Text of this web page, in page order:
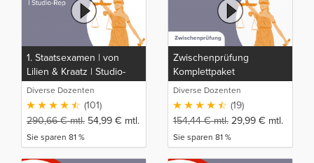
1. Staatsexamen | von
Lilien & Kraatz | Studio-
Rep
Diverse Dozenten
(101)
290,66€mtl. 54,99 € mtl.
Sie sparen 81 %
Zwischenprüfung
Komplettpaket
Diverse Dozenten
(19)
154,44€mtl. 29,99 € mtl.
Sie sparen 81 %